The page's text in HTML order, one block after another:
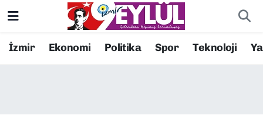
İzmir Ekonomi Politika Spor Teknoloji
Resmi İlanlar
Konak Nöbetçi Eczaneler